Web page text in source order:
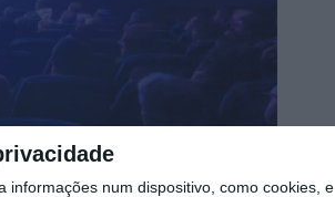
informações num dispositivo, como cookies, e